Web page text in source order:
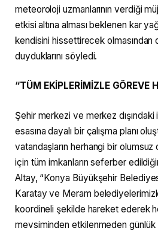
meteoroloji uzmanlarının verdiği
etkisi altına alması beklenen kar
kendisini hissettirecek olmasından
duyduklarını söyledi.
“TÜM EKİPLERİMİZLE GÖREVE
Şehir merkezi ve merkez
esasına dayalı bir çalışma planı
vatandaşların herhangi bir olumsuz
için tüm imkanların seferber
Altay, “Konya Büyükşehir
Karatay ve Meram
koordineli şekilde hareket ederek
mevsiminden etkilenmeden günlük